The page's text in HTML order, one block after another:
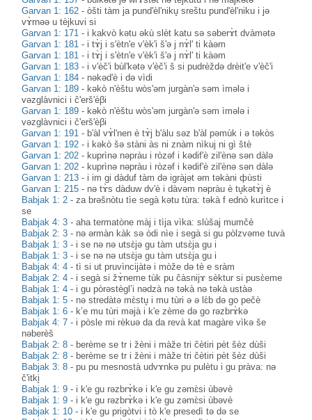
Garvan 1: 162 -òšti tàm ja pund'èl'niku̥ sreštu pund'èl'niku i jə
vɤ̀rnəə u tèjkuvi si
Garvan 1: 171 - i kakvò kətu əkù slèt katu sə səberɤ̀t dvàmətə
Garvan 1: 181 - i tɤ̀j i s'ètn'e v'èk'i š'ə j nɤ̀l' ti kàəm
Garvan 1: 181 - i tɤ̀j i s'ètn'e v'èk'i š'ə j nɤ̀l' ti kàəm
Garvan 1: 183 - i v'èč'i bùl'kətə v'èč'i š si pudrèždə drèit'e v'èč'i
Garvan 1: 184 - nəkəd'è i də vìdi
Garvan 1: 189 - kəkò n'èštu wòs'əm jurgàn'ə səm ìmələ i
vəzglàvnici i č'erš'èβi
Garvan 1: 189 - kəkò n'èštu wòs'əm jurgàn'ə səm ìmələ i
vəzglàvnici i č'erš'èβi
Garvan 1: 191 - b'àl vɤ̀l'nen è tɤ̀j b'àlu səz b'àl pəmùk i ə təkòs
Garvan 1: 192 - i kəkò šə stàni às ni znàm nìkuj ni gì štè
Garvan 1: 202 - kuprìnə nəpràu i ròzəf i kədif'è zil'ènə sən dàlə
Garvan 1: 202 - kuprìnə nəpràu i ròzəf i kədif'è zil'ènə sən dàlə
Garvan 1: 213 - i im gi dàduf tàm də igràjət əm təkàni фùsti
Garvan 1: 215 - nə tɤ̀s dàduw dv'è i dàvəm nəpràu è tu̥kətɤ̀j è
Babjak 1: 2 -za brəšnòtu tìe segà kətu tùra: təkà f ednò kurìtce i
se
Babjak 4: 3 -aha termatòne màj i tìja vìka: slùšaj mumčè
Babjak 2: 3 - nə ərmàn kàk sə òdi nìe i segà si gu pòlzvəme tuvà
Babjak 1: 3 - i se nə nə utsɛ̀jə gu tàm utsɛ̀ja gu i
Babjak 1: 3 - i se nə nə utsɛ̀jə gu tàm utsɛ̀ja gu i
Babjak 4: 4 -tì si ut pruvìncijàtə i mòže də tè e sràm
Babjak 2: 4 - i segà si žɤ̀neme tùk pu čàsnijɤ sèktur si pusɛ̀eme
Babjak 1: 4 - i gu pòrəstègl’i nədzà nə təkà nə təkà ustàə
Babjak 1: 5 - nə stredàtə mɛ̀stu̥ i mu tùri ə ə lɛ̀b də go pečè
Babjak 1: 6 - k’e mu tùri məjà i k'e zème də go rəzbrɤ̀kə
Babjak 4: 7 - i pòsle mi rèkuə da da revà kat magàre vìkə še
nəberèš
Babjak 2: 8 - berème se tr i žèni i màže tri čètiri pèt šèz dùši
Babjak 2: 8 - berème se tr i žèni i màže tri čètiri pèt šèz dùši
Babjak 3: 8 -pu pu mesnostà udvɤnkə pu pulètu i gu pràva: nə
č'itki̥
Babjak 1: 9 - i k'e gu rəzbrɤ̀kə i k'e gu zəmɛ̀si ùbəvè
Babjak 1: 9 - i k'e gu rəzbrɤ̀kə i k'e gu zəmɛ̀si ùbəvè
Babjak 1: 10 - i k'e gu prigòtvi i tò k'e presedì tə də se